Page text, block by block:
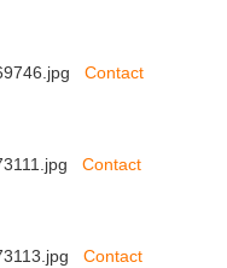
Contact
Contact
Contact